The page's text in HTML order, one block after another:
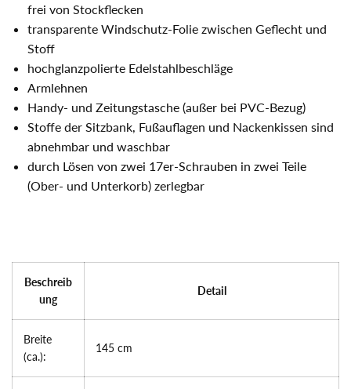
frei von Stockflecken
transparente Windschutz-Folie zwischen Geflecht und
Stoff
hochglanzpolierte Edelstahlbeschläge
Armlehnen
Handy- und Zeitungstasche (außer bei PVC-Bezug)
Stoffe der Sitzbank, Fußauflagen und Nackenkissen sind
abnehmbar und waschbar
durch Lösen von zwei 17er-Schrauben in zwei Teile
(Ober- und Unterkorb) zerlegbar
Beschreib
ung
Detail
Breite
(ca.):
145 cm